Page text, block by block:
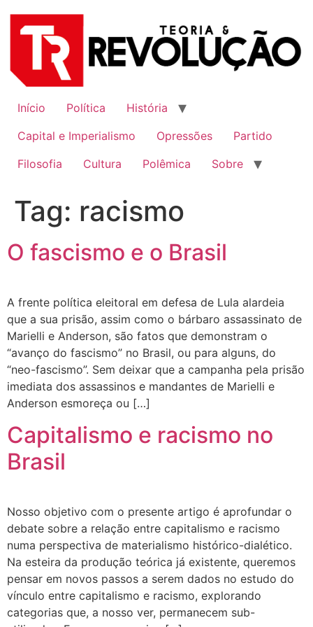
para
Início Política
História
Capital e Imperialismo
Opressões
Partido
Filosofia
Cultura Polêmica Sobre
Tag: racismo
O fascismo e o Brasil
A frente política eleitoral em defesa de Lula alardeia
que a sua prisão, assim como o bárbaro assassinato de
Marielli e Anderson, são fatos que demonstram o
“avanço do fascismo” no Brasil, ou para alguns, do
“neo-fascismo”. Sem deixar que a campanha pela prisão
imediata dos assassinos e mandantes de Marielli e
Anderson esmoreça ou […]
Capitalismo e racismo no
Brasil
Nosso objetivo com o presente artigo é aprofundar o
debate sobre a relação entre capitalismo e racismo
numa perspectiva de materialismo histórico-dialético.
Na esteira da produção teórica já existente, queremos
pensar em novos passos a serem dados no estudo do
vínculo entre capitalismo e racismo, explorando
categorias que, a nosso ver, permanecem sub-